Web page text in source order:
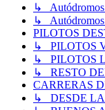
↳ Autódromos
↳ Autódromos
PILOTOS
↳ PILOTOS
↳ PILOTOS
↳ RESTO
CARRERAS
↳ DESDE LA